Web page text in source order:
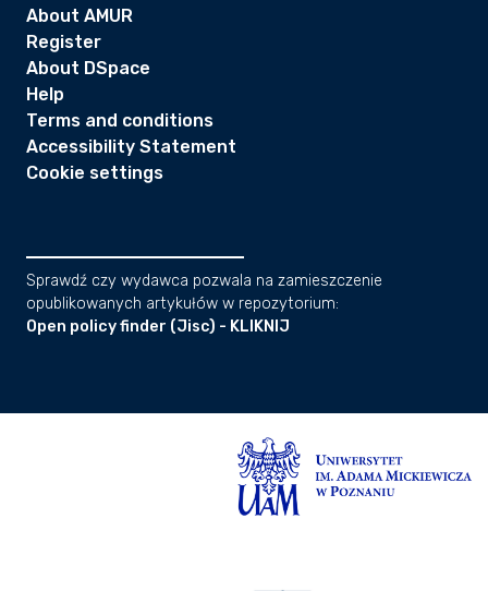
About AMUR
Register
About DSpace
Help
Terms and conditions
Accessibility Statement
Cookie settings
Sprawdź czy wydawca pozwala na zamieszczenie
opublikowanych artykułów w repozytorium:
Open policy finder (Jisc) - KLIKNIJ